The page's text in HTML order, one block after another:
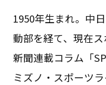
1950年生まれ。中
動部を経て、現在ス
新聞連載コラム「
ミズノ・スポーツラ